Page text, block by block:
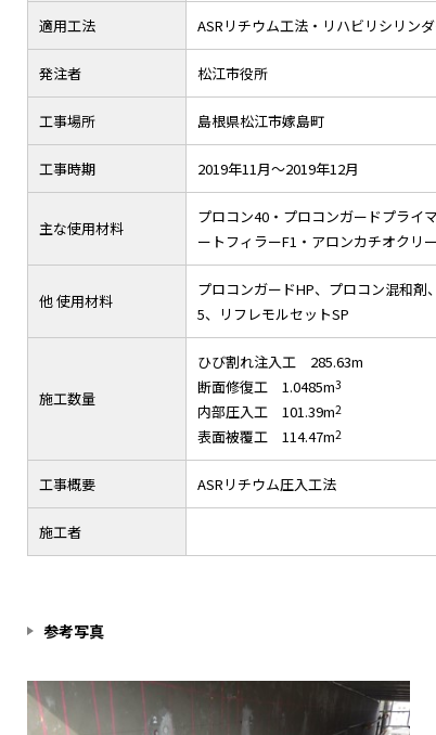
適用工法 ASRリチウム工法・リハビリシリン
発注者 松江市役所
工事場所 島根県松江市嫁島町
工事時期 2019年11月～2019年12月
主な使用材料
プロコン40・プロコンガードプライ
ートフィラーF1・アロンカチオクリ
他 使用材料
プロコンガードHP、プロコン混和剤
5、リフレモルセットSP
施工数量
ひび割れ注入工 285.63m
断面修復工 1.0485m3
内部圧入工 101.39m2
表面被覆工 114.47m2
工事概要 ASRリチウム圧入工法
施工者
参考写真